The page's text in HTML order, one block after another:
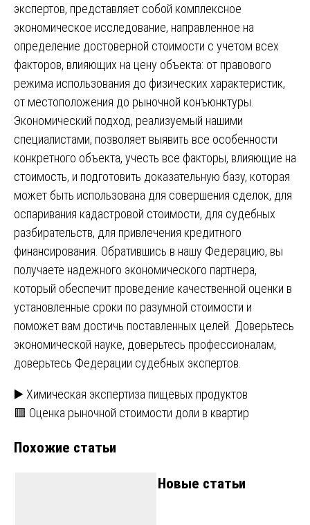
экспертов, представляет собой комплексное
экономическое исследование, направленное на
определение достоверной стоимости с учетом всех
факторов, влияющих на цену объекта: от правового
режима использования до физических характеристик,
от местоположения до рыночной конъюнктуры.
Экономический подход, реализуемый нашими
специалистами, позволяет выявить все особенности
конкретного объекта, учесть все факторы, влияющие на
стоимость, и подготовить доказательную базу, которая
может быть использована для совершения сделок, для
оспаривания кадастровой стоимости, для судебных
разбирательств, для привлечения кредитного
финансирования. Обратившись в нашу Федерацию, вы
получаете надежного экономического партнера,
который обеспечит проведение качественной оценки в
установленные сроки по разумной стоимости и
поможет вам достичь поставленных целей. Доверьтесь
экономической науке, доверьтесь профессионалам,
доверьтесь Федерации судебных экспертов.
Навигация
записям
▶️ Химическая экспертиза пищевых продуктов
🟥 Оценка рыночной стоимости доли в квартир
Похожие статьи
Новые статьи